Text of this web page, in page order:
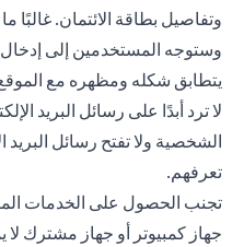
وتفاصيل بطاقة الائتمان. غالبًا
وستوجه المستخدمين إلى
يتطابق شكله ومظهره مع
لا ترد أبدًا على رسائل البريد
الشخصية ولا تفتح رسائل البريد
تعرفهم.
تجنب الحصول على الخدمات
جهاز كمبيوتر أو جهاز مشترك لا